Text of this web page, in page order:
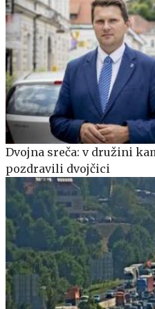
Dvojna sreča: v družini
pozdravili dvojčici